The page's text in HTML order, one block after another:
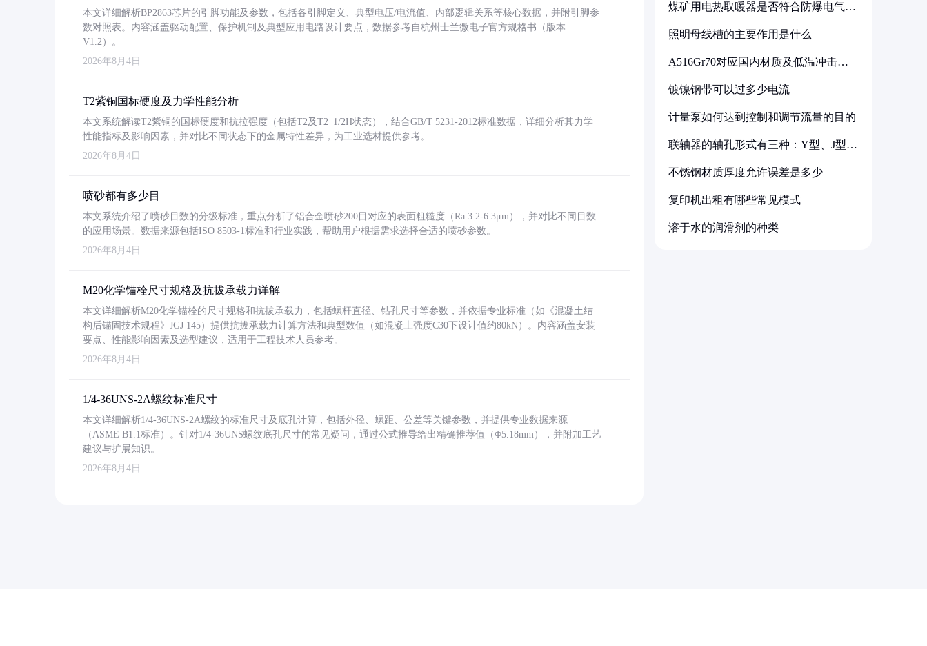
本文详细解析BP2863芯片的引脚功能及参数，包括各引脚定义、典型电压/电流值、内部逻辑关系等核心数据，并附引脚参
数对照表。内容涵盖驱动配置、保护机制及典型应用电路设计要点，数据参考自杭州士兰微电子官方规格书（版本
V1.2）。
2026年8月4日
T2紫铜国标硬度及力学性能分析
本文系统解读T2紫铜的国标硬度和抗拉强度（包括T2及T2_1/2H状态），结合GB/T 5231-2012标准数据，详细分析其力学
性能指标及影响因素，并对比不同状态下的金属特性差异，为工业选材提供参考。
2026年8月4日
喷砂都有多少目
本文系统介绍了喷砂目数的分级标准，重点分析了铝合金喷砂200目对应的表面粗糙度（Ra 3.2-6.3μm），并对比不同目数
的应用场景。数据来源包括ISO 8503-1标准和行业实践，帮助用户根据需求选择合适的喷砂参数。
2026年8月4日
M20化学锚栓尺寸规格及抗拔承载力详解
本文详细解析M20化学锚栓的尺寸规格和抗拔承载力，包括螺杆直径、钻孔尺寸等参数，并依据专业标准（如《混凝土结
构后锚固技术规程》JGJ 145）提供抗拔承载力计算方法和典型数值（如混凝土强度C30下设计值约80kN）。内容涵盖安装
要点、性能影响因素及选型建议，适用于工程技术人员参考。
2026年8月4日
1/4-36UNS-2A螺纹标准尺寸
本文详细解析1/4-36UNS-2A螺纹的标准尺寸及底孔计算，包括外径、螺距、公差等关键参数，并提供专业数据来源
（ASME B1.1标准）。针对1/4-36UNS螺纹底孔尺寸的常见疑问，通过公式推导给出精确推荐值（Φ5.18mm），并附加工艺
建议与扩展知识。
2026年8月4日
煤矿用电热取暖器是否符合防爆电气设
照明母线槽的主要作用是什么
A516Gr70对应国内材质及低温冲击要
镀镍钢带可以过多少电流
计量泵如何达到控制和调节流量的目的
联轴器的轴孔形式有三种：Y型、J型、
不锈钢材质厚度允许误差是多少
复印机出租有哪些常见模式
溶于水的润滑剂的种类